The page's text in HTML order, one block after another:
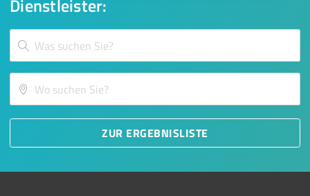
Dienstleister:
ZUR ERGEBNISLISTE